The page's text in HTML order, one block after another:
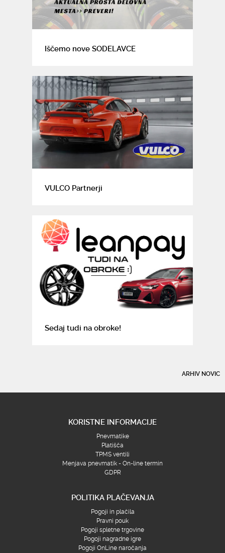
Iščemo nove SODELAVCE
VULCO Partnerji
Sedaj tudi na obroke!
ARHIV NOVIC
KORISTNE INFORMACIJE
Pnevmatike
Platišča
TPMS ventili
Menjava pnevmatik - On-line termin
GDPR
POLITIKA PLAČEVANJA
Pogoji in plačila
Pravni pouk
Pogoji spletne trgovine
Pogoji nagradne igre
Pogoji OnLine naročanja